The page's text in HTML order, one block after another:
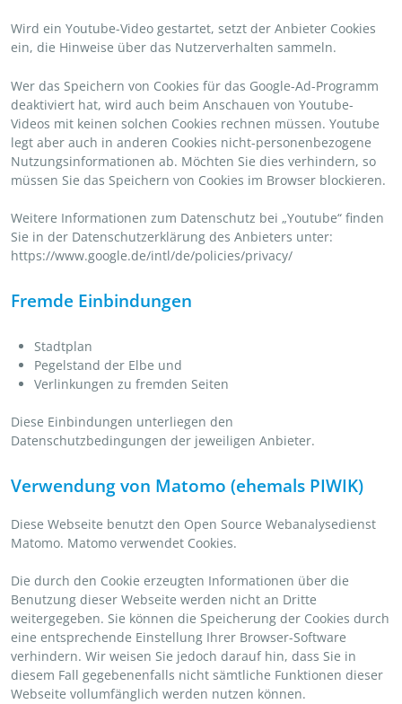
Wird ein Youtube-Video gestartet, setzt der Anbieter Cookies
ein, die Hinweise über das Nutzerverhalten sammeln.
Wer das Speichern von Cookies für das Google-Ad-Programm
deaktiviert hat, wird auch beim Anschauen von Youtube-
Videos mit keinen solchen Cookies rechnen müssen. Youtube
legt aber auch in anderen Cookies nicht-personenbezogene
Nutzungsinformationen ab. Möchten Sie dies verhindern, so
müssen Sie das Speichern von Cookies im Browser blockieren.
Weitere Informationen zum Datenschutz bei „Youtube“ finden
Sie in der Datenschutzerklärung des Anbieters unter:
https://www.google.de/intl/de/policies/privacy/
Fremde Einbindungen
Stadtplan
Pegelstand der Elbe und
Verlinkungen zu fremden Seiten
Diese Einbindungen unterliegen den
Datenschutzbedingungen der jeweiligen Anbieter.
Verwendung von Matomo (ehemals PIWIK)
Diese Webseite benutzt den Open Source Webanalysedienst
Matomo. Matomo verwendet Cookies.
Die durch den Cookie erzeugten Informationen über die
Benutzung dieser Webseite werden nicht an Dritte
weitergegeben. Sie können die Speicherung der Cookies durch
eine entsprechende Einstellung Ihrer Browser-Software
verhindern. Wir weisen Sie jedoch darauf hin, dass Sie in
diesem Fall gegebenenfalls nicht sämtliche Funktionen dieser
Webseite vollumfänglich werden nutzen können.